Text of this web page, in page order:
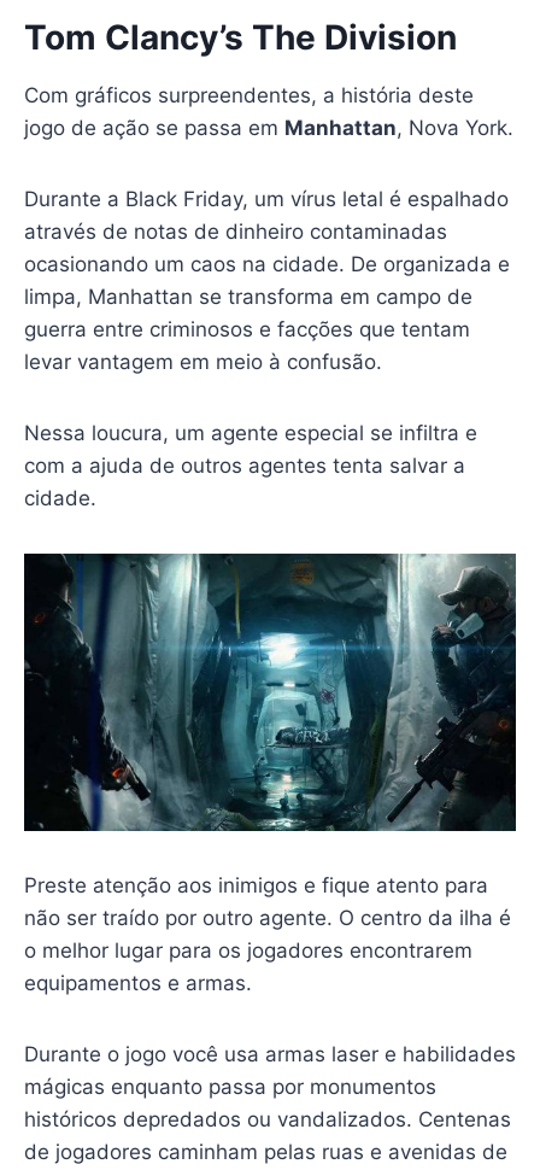
Tom Clancy’s The Division
Com gráficos surpreendentes, a história deste
jogo de ação se passa em Manhattan, Nova York.
Durante a Black Friday, um vírus letal é espalhado
através de notas de dinheiro contaminadas
ocasionando um caos na cidade. De organizada e
limpa, Manhattan se transforma em campo de
guerra entre criminosos e facções que tentam
levar vantagem em meio à confusão.
Nessa loucura, um agente especial se infiltra e
com a ajuda de outros agentes tenta salvar a
cidade.
Preste atenção aos inimigos e fique atento para
não ser traído por outro agente. O centro da ilha é
o melhor lugar para os jogadores encontrarem
equipamentos e armas.
Durante o jogo você usa armas laser e habilidades
mágicas enquanto passa por monumentos
históricos depredados ou vandalizados. Centenas
de jogadores caminham pelas ruas e avenidas de